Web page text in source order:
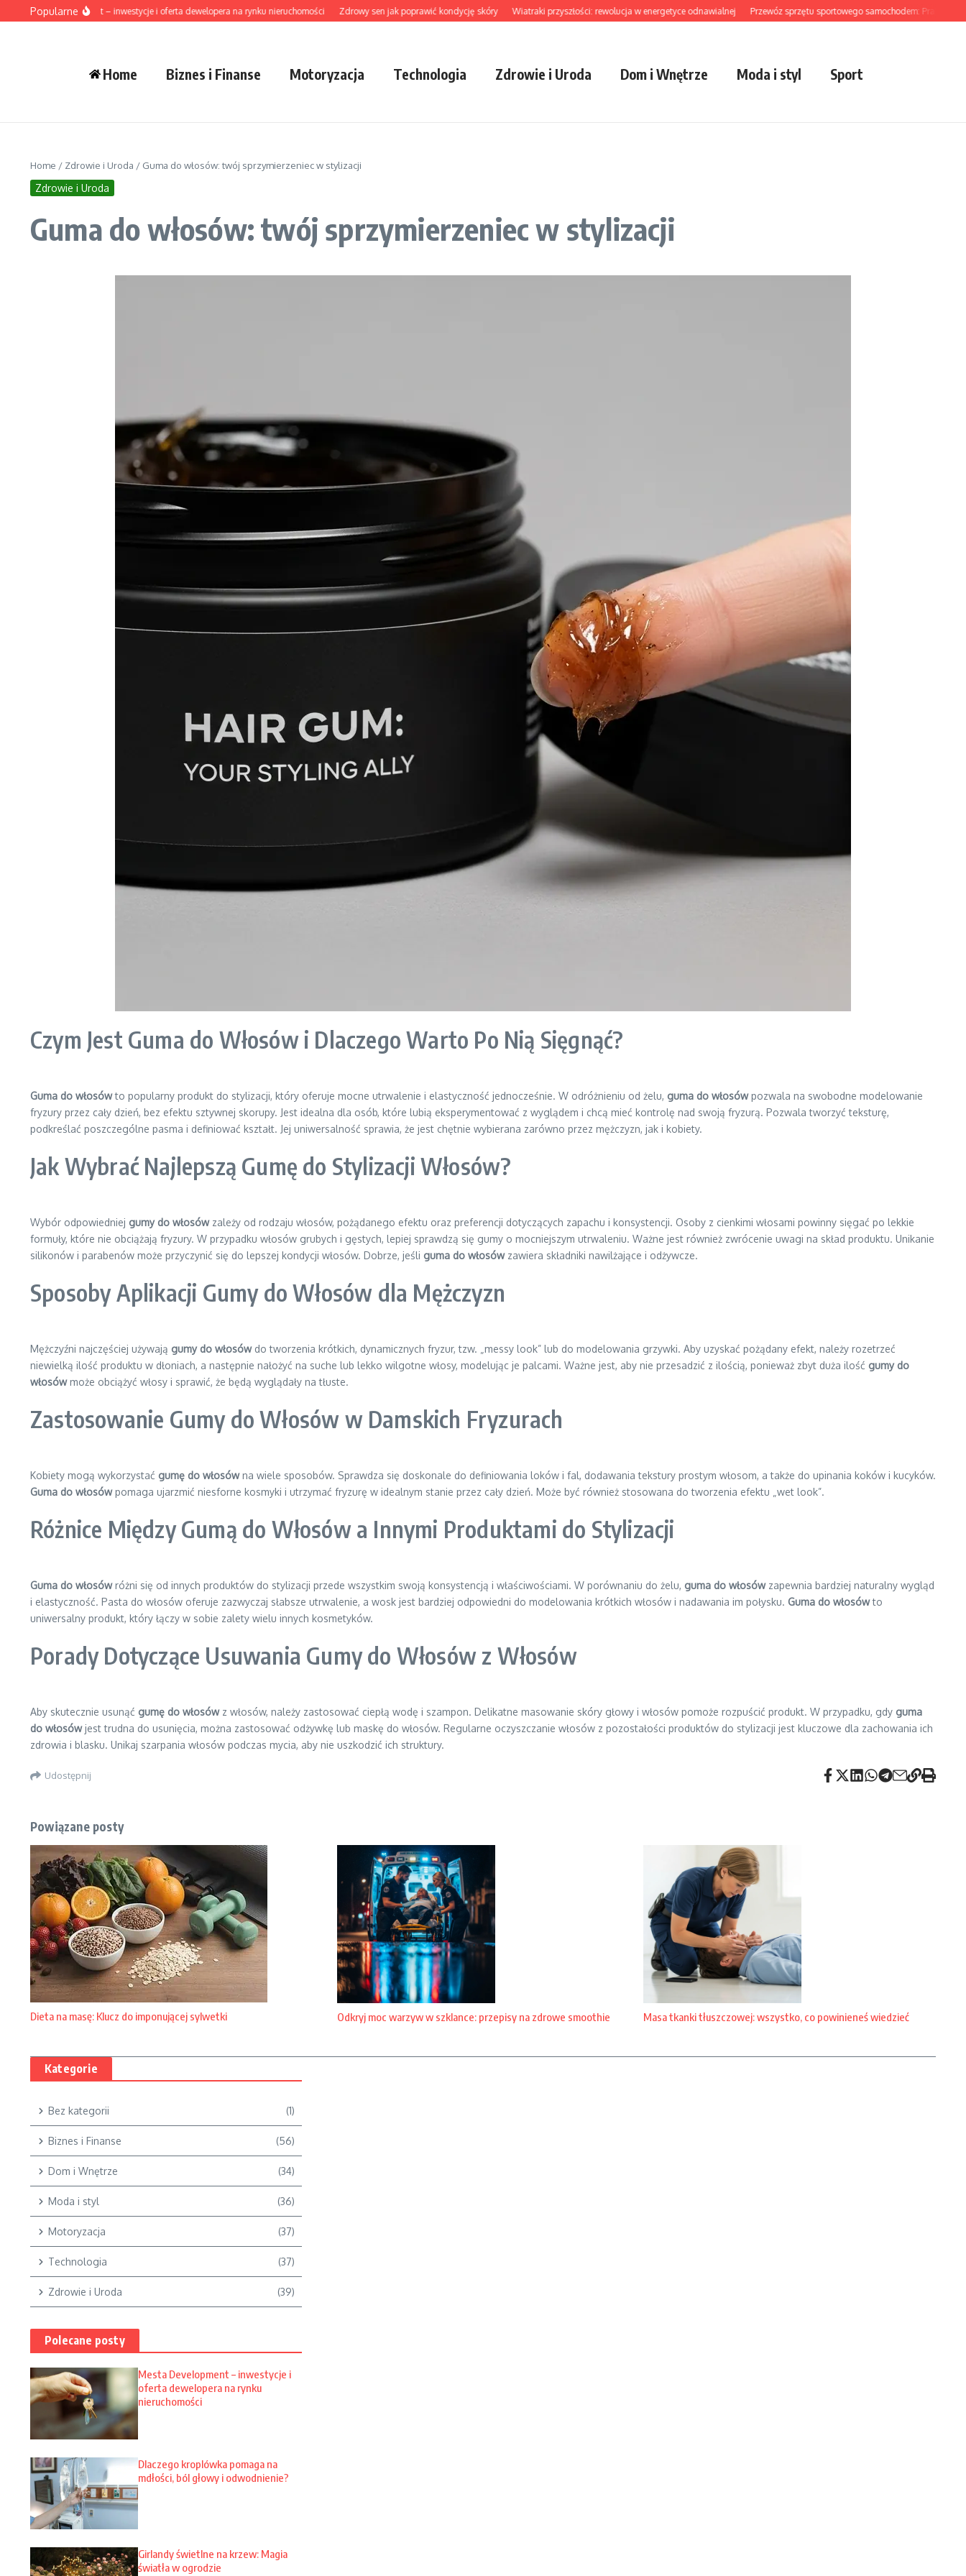
Przejdź do treści
Popularne
Mesta Development – inwestycje i oferta dewelopera na rynku nieruchomości Zdrowy sen jak poprawić kondycję skóry Wiatraki przyszłości: rewolucja w energetyce odnawialnej Przewóz sprzętu sportowego samochodem: Praktyczny
Home Biznes i Finanse Motoryzacja Technologia Zdrowie i Uroda Dom i Wnętrze Moda i styl Sport
Home / Zdrowie i Uroda / Guma do włosów: twój sprzymierzeniec w stylizacji
Zdrowie i Uroda
Guma do włosów: twój sprzymierzeniec w stylizacji
Czym Jest Guma do Włosów i Dlaczego Warto Po Nią Sięgnąć?
Guma do włosówto popularny produkt do stylizacji, który oferuje mocne utrwalenie i elastyczność jednocześnie. W odróżnieniu od żelu, guma do włosówpozwala na swobodne modelowanie
fryzury przez cały dzień, bez efektu sztywnej skorupy. Jest idealna dla osób, które lubią eksperymentować z wyglądem i chcą mieć kontrolę nad swoją fryzurą. Pozwala tworzyć teksturę,
podkreślać poszczególne pasma i definiować kształt. Jej uniwersalność sprawia, że jest chętnie wybierana zarówno przez mężczyzn, jak i kobiety.
Jak Wybrać Najlepszą Gumę do Stylizacji Włosów?
Wybór odpowiedniej gumy do włosówzależy od rodzaju włosów, pożądanego efektu oraz preferencji dotyczących zapachu i konsystencji. Osoby z cienkimi włosami powinny sięgać po lekkie
formuły, które nie obciążają fryzury. W przypadku włosów grubych i gęstych, lepiej sprawdzą się gumy o mocniejszym utrwaleniu. Ważne jest również zwrócenie uwagi na skład produktu. Unikanie
silikonów i parabenów może przyczynić się do lepszej kondycji włosów. Dobrze, jeśli guma do włosówzawiera składniki nawilżające i odżywcze.
Sposoby Aplikacji Gumy do Włosów dla Mężczyzn
Mężczyźni najczęściej używają gumy do włosówdo tworzenia krótkich, dynamicznych fryzur, tzw. „messy look” lub do modelowania grzywki. Aby uzyskać pożądany efekt, należy rozetrzeć
niewielką ilość produktu w dłoniach, a następnie nałożyć na suche lub lekko wilgotne włosy, modelując je palcami. Ważne jest, aby nie przesadzić z ilością, ponieważ zbyt duża ilość gumy do
włosówmoże obciążyć włosy i sprawić, że będą wyglądały na tłuste.
Zastosowanie Gumy do Włosów w Damskich Fryzurach
Kobiety mogą wykorzystać gumę do włosówna wiele sposobów. Sprawdza się doskonale do definiowania loków i fal, dodawania tekstury prostym włosom, a także do upinania koków i kucyków.
Guma do włosówpomaga ujarzmić niesforne kosmyki i utrzymać fryzurę w idealnym stanie przez cały dzień. Może być również stosowana do tworzenia efektu „wet look”.
Różnice Między Gumą do Włosów a Innymi Produktami do Stylizacji
Guma do włosówróżni się od innych produktów do stylizacji przede wszystkim swoją konsystencją i właściwościami. W porównaniu do żelu, guma do włosówzapewnia bardziej naturalny wygląd
i elastyczność. Pasta do włosów oferuje zazwyczaj słabsze utrwalenie, a wosk jest bardziej odpowiedni do modelowania krótkich włosów i nadawania im połysku. Guma do włosówto
uniwersalny produkt, który łączy w sobie zalety wielu innych kosmetyków.
Porady Dotyczące Usuwania Gumy do Włosów z Włosów
Aby skutecznie usunąć gumę do włosówz włosów, należy zastosować ciepłą wodę i szampon. Delikatne masowanie skóry głowy i włosów pomoże rozpuścić produkt. W przypadku, gdy guma
do włosówjest trudna do usunięcia, można zastosować odżywkę lub maskę do włosów. Regularne oczyszczanie włosów z pozostałości produktów do stylizacji jest kluczowe dla zachowania ich
zdrowia i blasku. Unikaj szarpania włosów podczas mycia, aby nie uszkodzić ich struktury.
Udostępnij
Powiązane posty
Dieta na masę: Klucz do imponującej sylwetki Odkryj moc warzyw w szklance: przepisy na zdrowe smoothie Masa tkanki tłuszczowej: wszystko, co powinieneś wiedzieć
Kategorie
Bez kategorii (1)
Biznes i Finanse (56)
Dom i Wnętrze (34)
Moda i styl (36)
Motoryzacja (37)
Technologia (37)
Zdrowie i Uroda (39)
Polecane posty
Mesta Development – inwestycje i
oferta dewelopera na rynku
nieruchomości
Dlaczego kroplówka pomaga na
mdłości, ból głowy i odwodnienie?
Girlandy świetlne na krzew: Magia
światła w ogrodzie